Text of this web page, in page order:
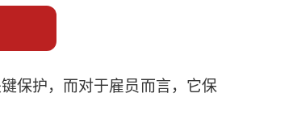
保护，而对于雇员而言，它保